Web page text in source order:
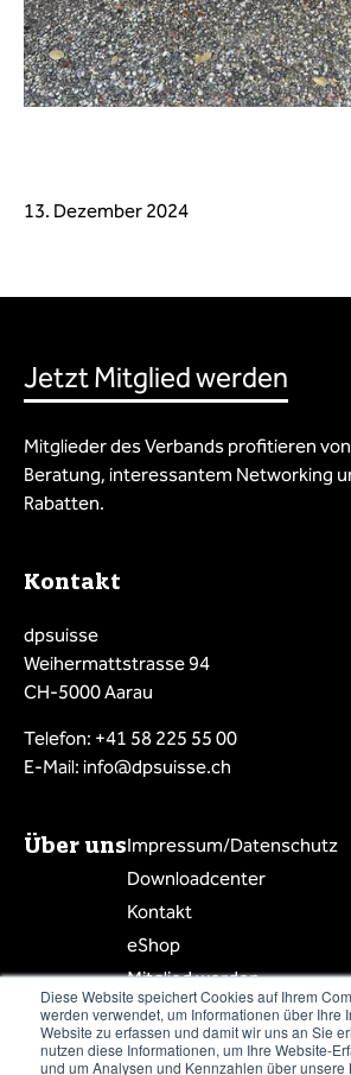
Diese Website speichert Cookies auf Ihrem
werden verwendet, um Informationen über Ihre
Website zu erfassen und damit wir uns an Sie
nutzen diese Informationen, um Ihre Website-
und um Analysen und Kennzahlen über unsere
13. Dezember 2024
Jetzt Mitglied werden
Mitglieder des Verbands profitieren
Beratung, interessantem Networking
Rabatten.
Kontakt
dpsuisse
Weihermattstrasse 94
CH-5000 Aarau
Telefon: +41 58 225 55 00
E-Mail: info@dpsuisse.ch
Über unsImpressum/Datenschutz
Downloadcenter
Kontakt
eShop
Mitglied werden
Mitgliederbereich
Mitgliederliste